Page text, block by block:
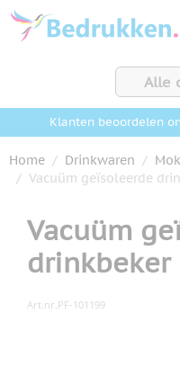
Ga naar de inhoud
Alle
Klanten beoordelen
Home / Drinkwaren /
/ Vacuüm geïsoleerde
Vacuüm
drinkbeker
Art.nr. PF-101199